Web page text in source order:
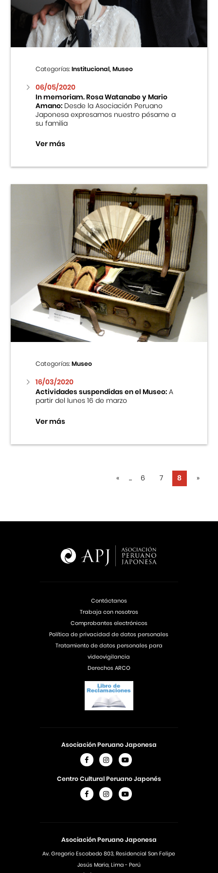
Centro Cultural Peruano Japonés
Cursos
Museo de la Inmigración Japonesa
Fondo Editorial
Teatro Peruano Japonés
Categorías:Institucional, Museo
06/05/2020
In memoriam. Rosa Watanabe y Mario
Amano:Desde la Asociación Peruano
Japonesa expresamos nuestro pésame a
su familia
Ver más
Categorías:Museo
16/03/2020
Actividades suspendidas en el Museo:A
partir del lunes 16 de marzo
Ver más
« ... 6 7 8 »
Asociación Peruano Japonesa
Av. Gregorio Escobedo 803, Residencial San Felipe
Jesús Maria, Lima - Perú
Asociación Peruano Japonesa
Centro Cultural Peruano Japonés
Contáctanos
Trabaja con nosotros
Comprobantes electrónicos
Política de privacidad de datos personales
Tratamiento de datos personales para
videovigilancia
Derechos ARCO